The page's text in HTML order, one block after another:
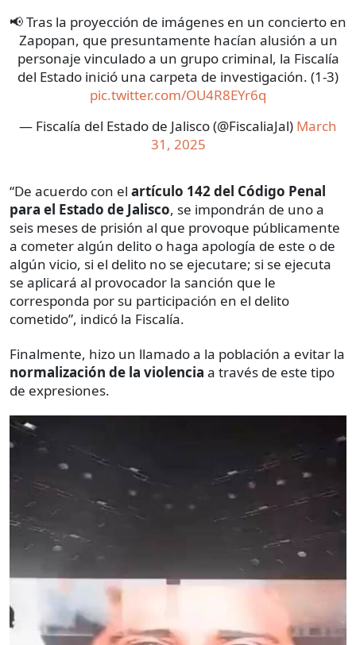
📢 Tras la proyección de imágenes en un concierto en
Zapopan, que presuntamente hacían alusión a un
personaje vinculado a un grupo criminal, la Fiscalía
del Estado inició una carpeta de investigación. (1-3)
pic.twitter.com/OU4R8EYr6q
— Fiscalía del Estado de Jalisco (@FiscaliaJal) March
31, 2025
“De acuerdo con el artículo 142 del Código Penal
para el Estado de Jalisco, se impondrán de uno a
seis meses de prisión al que provoque públicamente
a cometer algún delito o haga apología de este o de
algún vicio, si el delito no se ejecutare; si se ejecuta
se aplicará al provocador la sanción que le
corresponda por su participación en el delito
cometido”, indicó la Fiscalía.
Finalmente, hizo un llamado a la población a evitar la
normalización de la violencia a través de este tipo
de expresiones.